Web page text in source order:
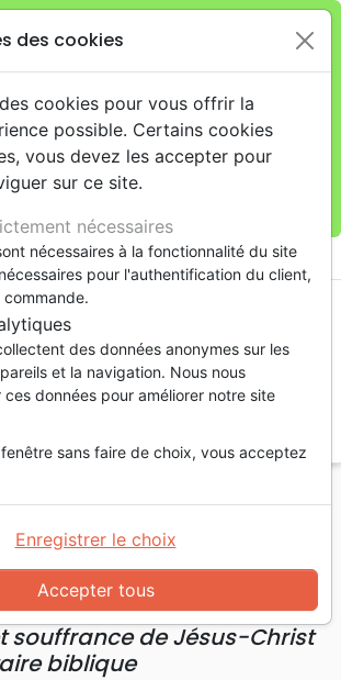
ma commande au 11 rue de Rive,
Genèveclose
en ligne est limitée au retrait en
à domicile, veuillez passer vos
la boutique La Maison de la Bible
shopping_cart
Commentaires
Marc
Marc (L') - Puissance et souffrance
- Commentaire biblique
Marc
souffrance de Jésus-Christ
biblique
des cookies
cookies pour vous offrir la
possible. Certains cookies
vous devez les accepter pour
sur ce site.
nécessaires
nécessaires à la fonctionnalité du site
pour l'authentification du client,
des données anonymes sur les
et la navigation. Nous nous
données pour améliorer notre site
sans faire de choix, vous acceptez
Accepter tous
Enregistrer le choix